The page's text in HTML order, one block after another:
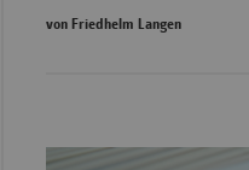
von Friedhelm Langen